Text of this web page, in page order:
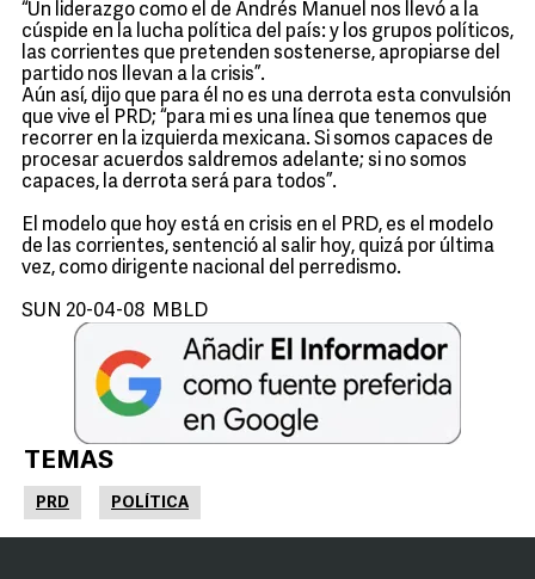
“Un liderazgo como el de Andrés Manuel nos llevó a la
cúspide en la lucha política del país: y los grupos políticos,
las corrientes que pretenden sostenerse, apropiarse del
partido nos llevan a la crisis”.
Aún así, dijo que para él no es una derrota esta convulsión
que vive el PRD; “para mi es una línea que tenemos que
recorrer en la izquierda mexicana. Si somos capaces de
procesar acuerdos saldremos adelante; si no somos
capaces, la derrota será para todos”.
El modelo que hoy está en crisis en el PRD, es el modelo
de las corrientes, sentenció al salir hoy, quizá por última
vez, como dirigente nacional del perredismo.
SUN 20-04-08 MBLD
TEMAS
PRD POLÍTICA